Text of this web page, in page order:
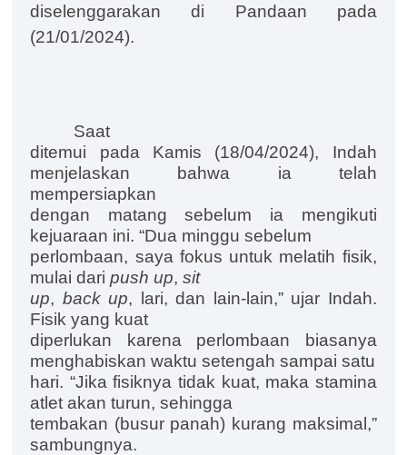
diselenggarakan di Pandaan pada
(21/01/2024).
Saat
ditemui pada Kamis (18/04/2024), Indah
menjelaskan bahwa ia telah
mempersiapkan
dengan matang sebelum ia mengikuti
kejuaraan ini. “Dua minggu sebelum
perlombaan, saya fokus untuk melatih fisik,
mulai daripush up,sit
up, back up, lari, dan lain-lain,” ujar Indah.
Fisik yang kuat
diperlukan karena perlombaan biasanya
menghabiskan waktu setengah sampai satu
hari. “Jika fisiknya tidak kuat, maka stamina
atlet akan turun, sehingga
tembakan (busur panah) kurang maksimal,”
sambungnya.